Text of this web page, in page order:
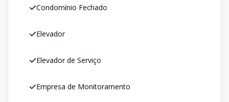
Condomínio Fechado
Elevador
Elevador de Serviço
Empresa de Monitoramento